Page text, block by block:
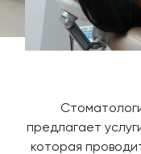
предлагает
которая